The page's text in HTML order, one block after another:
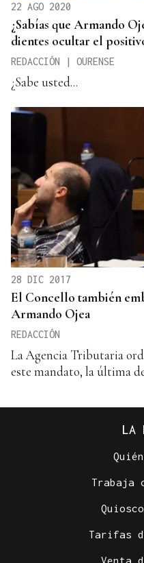
22 AGO 2020
¿Sabías que Armando
dientes ocultar el
REDACCIÓN | OURENSE
¿Sabe usted...
28 DIC 2017
El Concello también
Armando Ojea
REDACCIÓN
La Agencia Tributaria
este mandato, la última
LA
Trabaja
Tarifas
Venta